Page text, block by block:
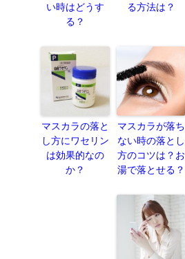
い時はどうす
る？
る方法は？
マスカラの落と
し方にワセリン
は効果的なの
か？
マスカラが落ち
ない時の落とし
方のコツは？お
湯で落とせる？